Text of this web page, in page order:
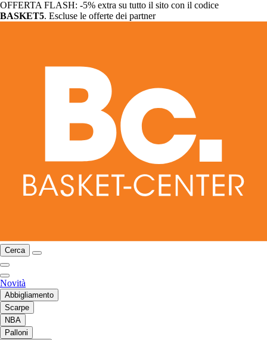
OFFERTA FLASH: -5% extra su tutto il sito con il codice
BASKET5. Escluse le offerte dei partner
Cerca
Novità
Abbigliamento
Scarpe
NBA
Palloni